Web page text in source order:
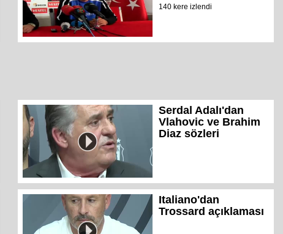
140 kere izlendi
Serdal Adalı'dan
Vlahovic ve Brahim
Diaz sözleri
Italiano'dan
Trossard açıklaması